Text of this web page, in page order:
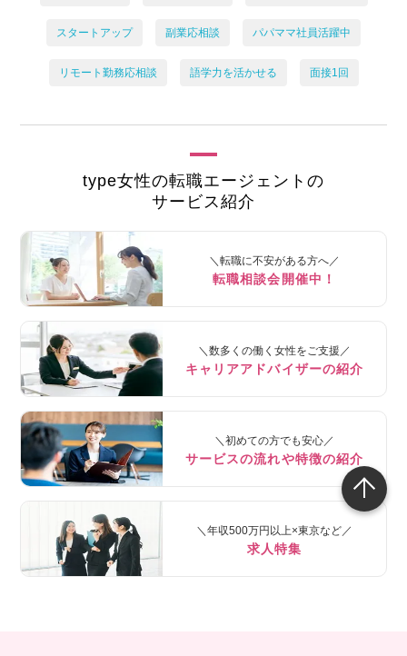
スタートアップ 副業応相談 パパママ社員活躍中
リモート勤務応相談 語学力を活かせる 面接1回
type女性の転職エージェントの
サービス紹介
＼転職に不安がある方へ／
転職相談会開催中！
＼数多くの働く女性をご支援／
キャリアアドバイザーの紹介
＼初めての方でも安心／
サービスの流れや特徴の紹介
＼年収500万円以上×東京など／
求人特集